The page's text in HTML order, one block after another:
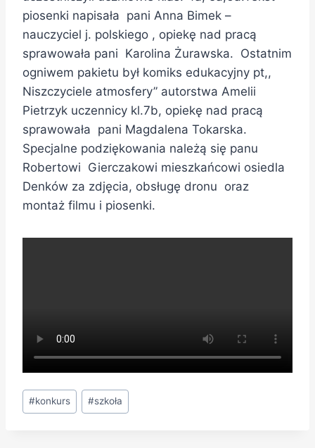
piosenki napisała pani Anna Bimek –
nauczyciel j. polskiego , opiekę nad pracą
sprawowała pani Karolina Żurawska. Ostatnim
ogniwem pakietu był komiks edukacyjny pt,,
Niszczyciele atmosfery” autorstwa Amelii
Pietrzyk uczennicy kl.7b, opiekę nad pracą
sprawowała pani Magdalena Tokarska.
Specjalne podziękowania należą się panu
Robertowi Gierczakowi mieszkańcowi osiedla
Denków za zdjęcia, obsługę dronu oraz
montaż filmu i piosenki.
#konkurs #szkoła